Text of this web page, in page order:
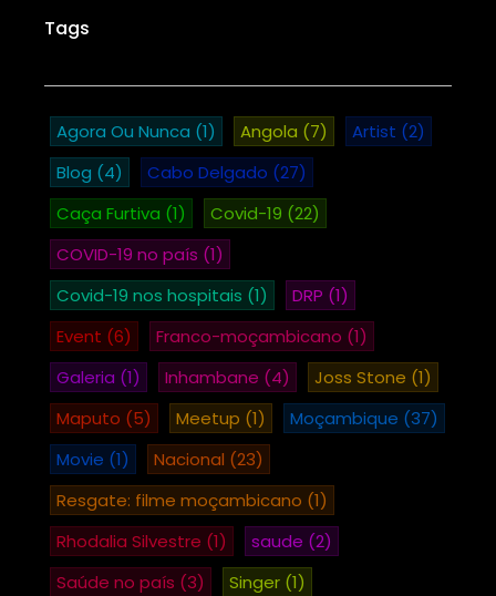
Tags
Agora Ou Nunca (1) Angola (7) Artist (2)
Blog (4) Cabo Delgado (27)
Caça Furtiva (1) Covid-19 (22)
COVID-19 no país (1)
Covid-19 nos hospitais (1) DRP (1)
Event (6) Franco-moçambicano (1)
Galeria (1) Inhambane (4) Joss Stone (1)
Maputo (5) Meetup (1) Moçambique (37)
Movie (1) Nacional (23)
Resgate: filme moçambicano (1)
Rhodalia Silvestre (1) saude (2)
Saúde no país (3) Singer (1)